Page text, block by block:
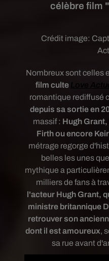
célèbre film
Crédit image:
Nombreux sont celles
film culte
romantique rediffusé
depuis sa sortie en
massif : Hugh
Firth ou encore
métrage regorge
belles les unes
mythique a
milliers de fans à
l'acteur Hugh Grant,
ministre britannique
retrouver son
dont il est amoureux,
sa rue avant